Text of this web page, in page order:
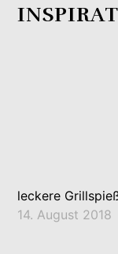
leckere
14. August 2018